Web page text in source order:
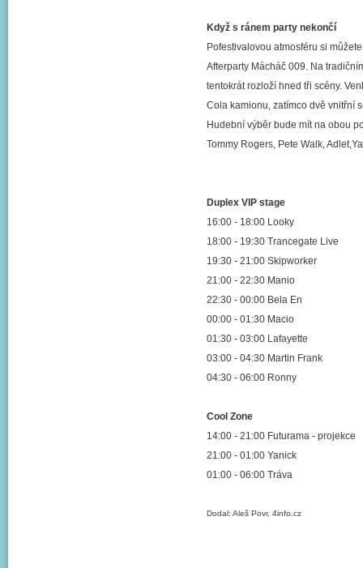
Když s ránem party nekončí
Pofestivalovou atmosféru si
Afterparty Mácháč 009. Na
tentokrát rozloží hned tři scény.
Cola kamionu, zatímco dvě vnitřní
Hudební výběr bude mít na obou
Tommy Rogers, Pete Walk,
Duplex VIP stage
16:00 - 18:00 Looky
18:00 - 19:30 Trancegate Live
19:30 - 21:00 Skipworker
21:00 - 22:30 Manio
22:30 - 00:00 Bela En
00:00 - 01:30 Macio
01:30 - 03:00 Lafayette
03:00 - 04:30 Martin Frank
04:30 - 06:00 Ronny
Cool Zone
14:00 - 21:00 Futurama - projekce
21:00 - 01:00 Yanick
01:00 - 06:00 Tráva
Dodal: Aleš Povr, 4info.cz